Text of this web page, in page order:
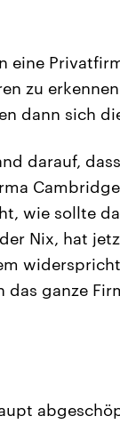
eine
zu
dann sich
darauf,
wie sollte
Nix, hat
das ganze